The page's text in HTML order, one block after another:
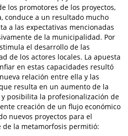
los promotores de los proyectos,
conduce a un resultado mucho
a las expectativas mencionadas
de la municipalidad. Por
el desarrollo de las
de los actores locales. La apuesta
en estas capacidades resultó
relación entre ella y las
resulta en un aumento de la
posibilita la profesionalización de
creación de un flujo económico
nuevos proyectos para el
de la metamorfosis permitió: